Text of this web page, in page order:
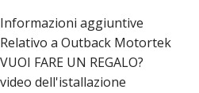
Informazioni aggiuntive
Relativo a Outback Motortek
VUOI FARE UN REGALO?
video dell'istallazione